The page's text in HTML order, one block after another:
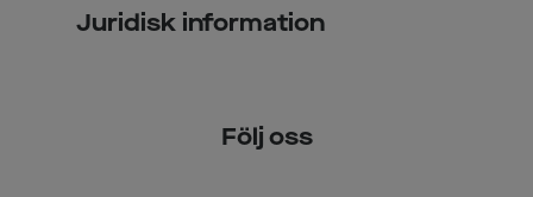
Kontaktlinser
Juridisk information
Följ oss